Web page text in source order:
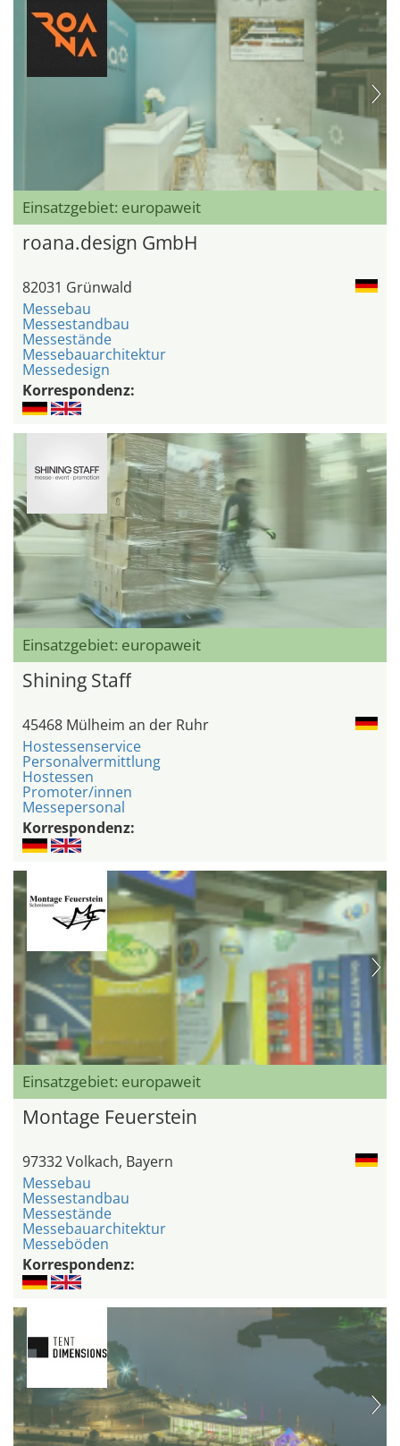
Einsatzgebiet: europaweit
roana.design GmbH
82031 Grünwald
Messebau
Messestandbau
Messestände
Messebauarchitektur
Messedesign
Korrespondenz:
Einsatzgebiet: europaweit
Shining Staff
45468 Mülheim an der Ruhr
Hostessenservice
Personalvermittlung
Hostessen
Promoter/innen
Messepersonal
Korrespondenz:
Einsatzgebiet: europaweit
Montage Feuerstein
97332 Volkach, Bayern
Messebau
Messestandbau
Messestände
Messebauarchitektur
Messeböden
Korrespondenz: